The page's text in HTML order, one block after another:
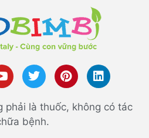
phải là thuốc, không có tác
bệnh.